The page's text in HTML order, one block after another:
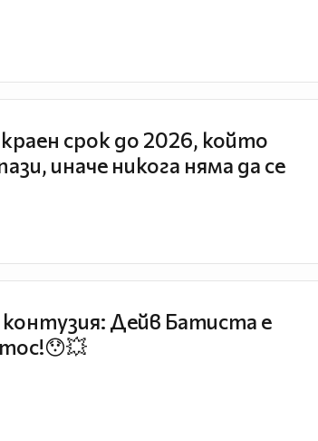
срок до 2026, който
иначе никога няма да се
Дейв Батиста е